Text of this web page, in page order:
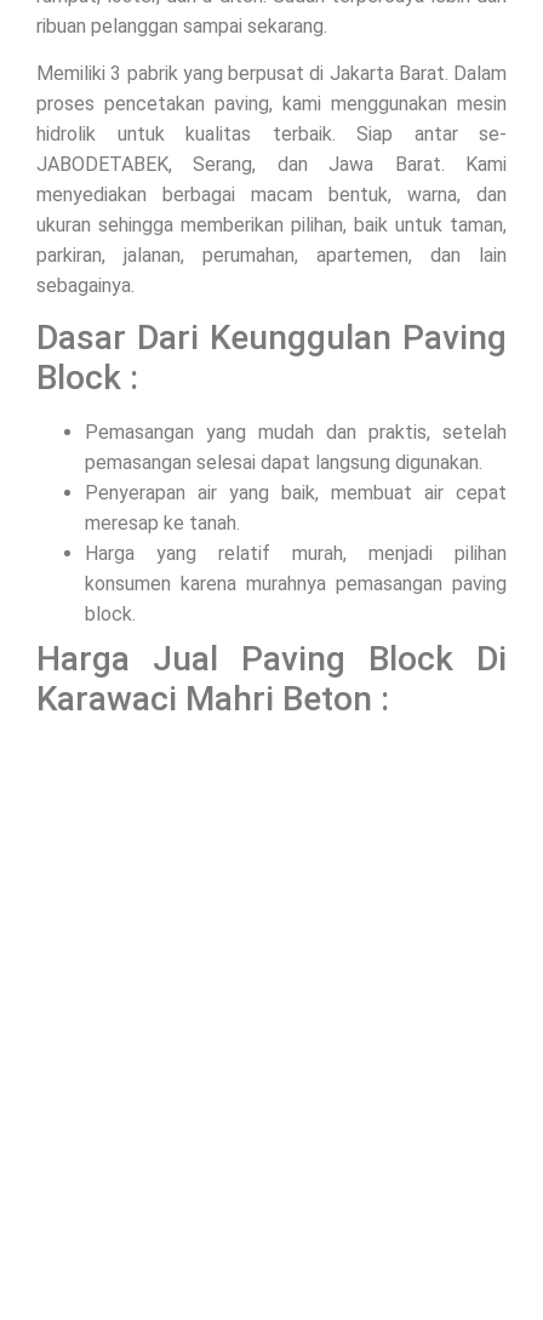
ribuan pelanggan sampai sekarang.
Memiliki 3 pabrik yang berpusat di Jakarta Barat. Dalam
proses pencetakan paving, kami menggunakan mesin
hidrolik untuk kualitas terbaik. Siap antar se-
JABODETABEK, Serang, dan Jawa Barat. Kami
menyediakan berbagai macam bentuk, warna, dan
ukuran sehingga memberikan pilihan, baik untuk taman,
parkiran, jalanan, perumahan, apartemen, dan lain
sebagainya.
Dasar Dari Keunggulan Paving
Block :
Pemasangan yang mudah dan praktis, setelah
pemasangan selesai dapat langsung digunakan.
Penyerapan air yang baik, membuat air cepat
meresap ke tanah.
Harga yang relatif murah, menjadi pilihan
konsumen karena murahnya pemasangan paving
block.
Harga Jual Paving Block Di
Karawaci Mahri Beton :